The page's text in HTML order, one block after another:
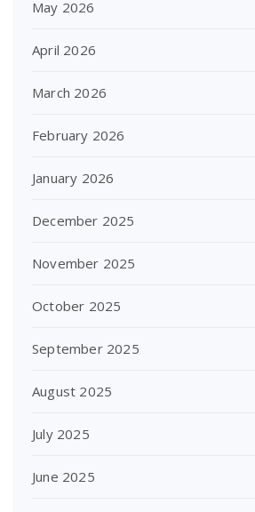
May 2026
April 2026
March 2026
February 2026
January 2026
December 2025
November 2025
October 2025
September 2025
August 2025
July 2025
June 2025